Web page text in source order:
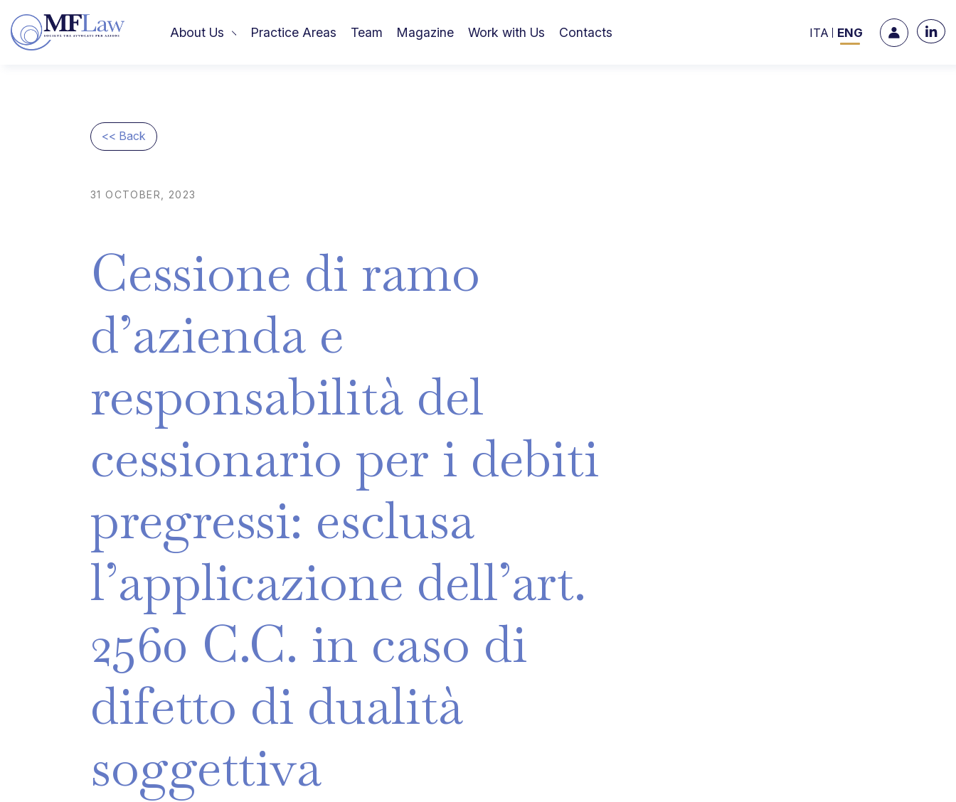
About Us Practice Areas Team Magazine Work with Us Contacts ITA ENG
<< Back
31 OCTOBER, 2023
Cessione di ramo
d’azienda e
responsabilità del
cessionario per i debiti
pregressi: esclusa
l’applicazione dell’art.
2560 C.C. in caso di
difetto di dualità
soggettiva